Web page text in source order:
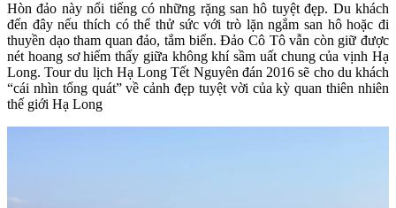
Hòn đảo này nổi tiếng có những rặng san hô tuyệt đẹp. Du khách
đến đây nếu thích có thể thử sức với trò lặn ngắm san hô hoặc đi
thuyền dạo tham quan đảo, tắm biển. Đảo Cô Tô vẫn còn giữ được
nét hoang sơ hiếm thấy giữa không khí sầm uất chung của vịnh Hạ
Long. Tour du lịch Hạ Long Tết Nguyên đán 2016 sẽ cho du khách
“cái nhìn tổng quát” về cảnh đẹp tuyệt vời của kỳ quan thiên nhiên
thế giới Hạ Long